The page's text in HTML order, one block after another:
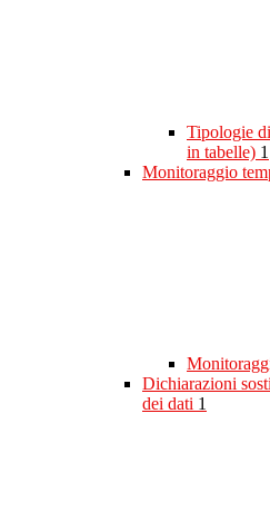
Tipologie
in tabelle) 1
Monitoraggio
Dichiarazioni
dei dati 1